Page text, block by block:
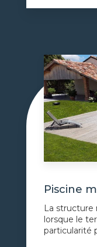
Piscine
La structure
lorsque le
particularité